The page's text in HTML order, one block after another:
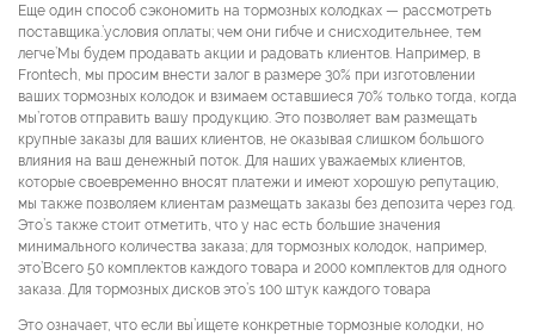
Еще один способ сэкономить на тормозных колодках — рассмотреть
поставщика.’условия оплаты; чем они гибче и снисходительнее, тем
легче’Мы будем продавать акции и радовать клиентов. Например, в
Frontech, мы просим внести залог в размере 30% при изготовлении
ваших тормозных колодок и взимаем оставшиеся 70% только тогда, когда
мы’готов отправить вашу продукцию. Это позволяет вам размещать
крупные заказы для ваших клиентов, не оказывая слишком большого
влияния на ваш денежный поток. Для наших уважаемых клиентов,
которые своевременно вносят платежи и имеют хорошую репутацию,
мы также позволяем клиентам размещать заказы без депозита через год.
Это’s также стоит отметить, что у нас есть большие значения
минимального количества заказа; для тормозных колодок, например,
это’Всего 50 комплектов каждого товара и 2000 комплектов для одного
заказа. Для тормозных дисков это’s 100 штук каждого товара
Это означает, что если вы’ищете конкретные тормозные колодки, но